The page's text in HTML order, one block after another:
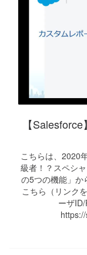
【
こちらは、2020
級者！？スペシ
の5つの機能」
こちら（リンク
ーザ